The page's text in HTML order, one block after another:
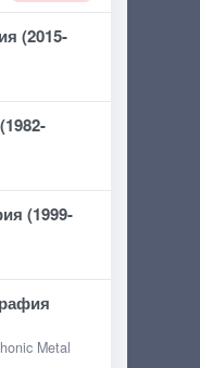
(2015-
(1999-
Metal